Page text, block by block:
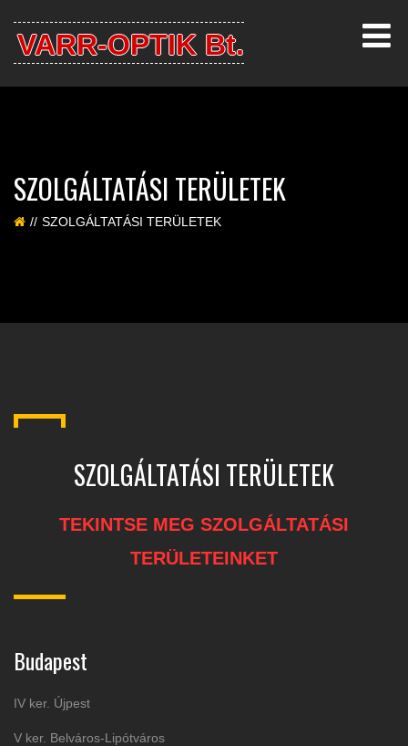
VARR-OPTIK Bt.
SZOLGÁLTATÁSI TERÜLETEK
SZOLGÁLTATÁSI TERÜLETEK
SZOLGÁLTATÁSI TERÜLETEK
TEKINTSE MEG SZOLGÁLTATÁSI
TERÜLETEINKET
Budapest
IV ker. Újpest
V ker. Belváros-Lipótváros